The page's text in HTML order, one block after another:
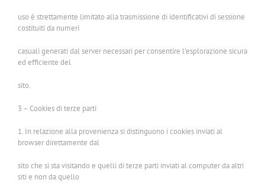
uso è strettamente limitato alla trasmissione di identificativi di sessione
costituiti da numeri
casuali generati dal server necessari per consentire l’esplorazione sicura
ed efficiente del
sito.
3 – Cookies di terze parti
1. In relazione alla provenienza si distinguono i cookies inviati al
browser direttamente dal
sito che si sta visitando e quelli di terze parti inviati al computer da altri
siti e non da quello